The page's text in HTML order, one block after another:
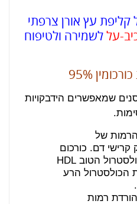
עץ אורן צרפתי
עללשמירה ולטיפוח
95%
שמאפשרים הידבקויות
של
קרישי דם. כורכום
מעלה את רמות הכולסטרול הטוב HDL
הכולסטרול הרע
הורדת רמות